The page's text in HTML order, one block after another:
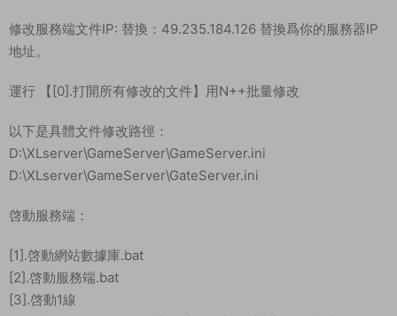
修改服務端文件IP: 替換：49.235.184.126 替換爲你的服務器IP
地址。
運行 【[0].打開所有修改的文件】用N++批量修改
以下是具體文件修改路徑：
D:\XLserver\GameServer\GameServer.ini
D:\XLserver\GameServer\GateServer.ini
啓動服務端：
[1].啓動網站數據庫.bat
[2].啓動服務端.bat
[3].啓動1線